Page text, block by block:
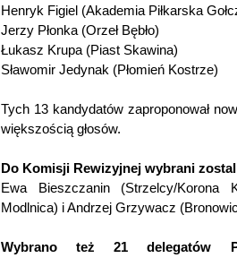
Henryk Figiel (Akademia Piłkarska
Jerzy Płonka (Orzeł Bębło)
Łukasz Krupa (Piast Skawina)
Sławomir Jedynak (Płomień Kostrze)
Tych 13 kandydatów zaproponował
większością głosów.
Do Komisji Rewizyjnej wybrani
Ewa Bieszczanin (Strzelcy/Korona
Modlnica) i Andrzej Grzywacz
Wybrano też 21 delegatów